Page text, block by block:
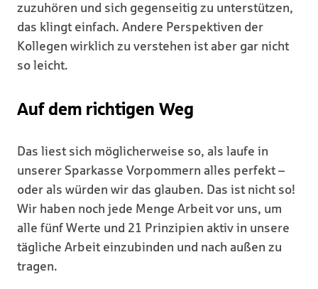
zuzuhören und sich gegenseitig zu unterstützen,
das klingt einfach. Andere Perspektiven der
Kollegen wirklich zu verstehen ist aber gar nicht
so leicht.
Auf dem richtigen Weg
Das liest sich möglicherweise so, als laufe in
unserer Sparkasse Vorpommern alles perfekt –
oder als würden wir das glauben. Das ist nicht so!
Wir haben noch jede Menge Arbeit vor uns, um
alle fünf Werte und 21 Prinzipien aktiv in unsere
tägliche Arbeit einzubinden und nach außen zu
tragen.